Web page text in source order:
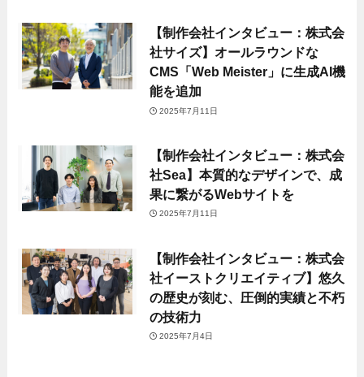
【制作会社インタビュー：株式会
社サイズ】オールラウンドな
CMS「Web Meister」に生成AI機
能を追加
2025年7月11日
【制作会社インタビュー：株式会
社Sea】本質的なデザインで、成
果に繋がるWebサイトを
2025年7月11日
【制作会社インタビュー：株式会
社イーストクリエイティブ】悠久
の歴史が刻む、圧倒的実績と不朽
の技術力
2025年7月4日